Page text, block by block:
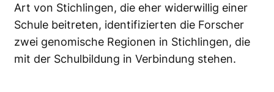
Art von Stichlingen, die eher widerwillig einer
Schule beitreten, identifizierten die Forscher
zwei genomische Regionen in Stichlingen, die
mit der Schulbildung in Verbindung stehen.